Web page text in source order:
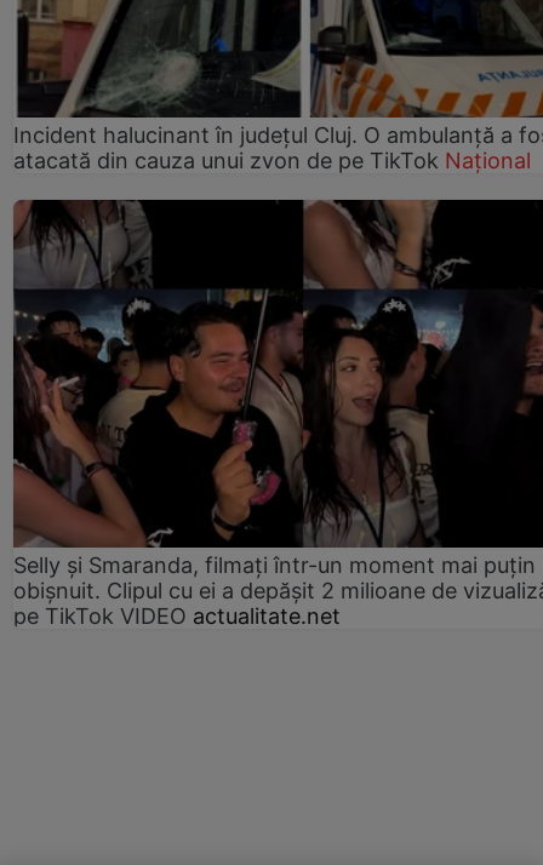
Incident halucinant în județul Cluj. O ambulanță a
atacată din cauza unui zvon de pe TikTok Național
Selly și Smaranda, filmați într-un moment mai puțin
obișnuit. Clipul cu ei a depășit 2 milioane de
pe TikTok VIDEO actualitate.net